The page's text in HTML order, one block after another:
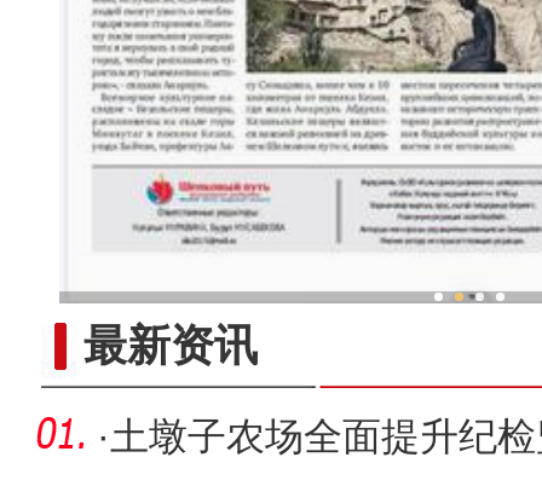
最新资讯
·土墩子农场全面提升纪